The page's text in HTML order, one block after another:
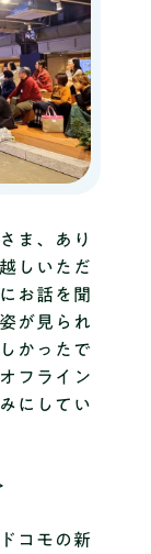
ま、あり
しいただ
お話を聞
が見られ
かったで
フライン
にしてい
コモの新